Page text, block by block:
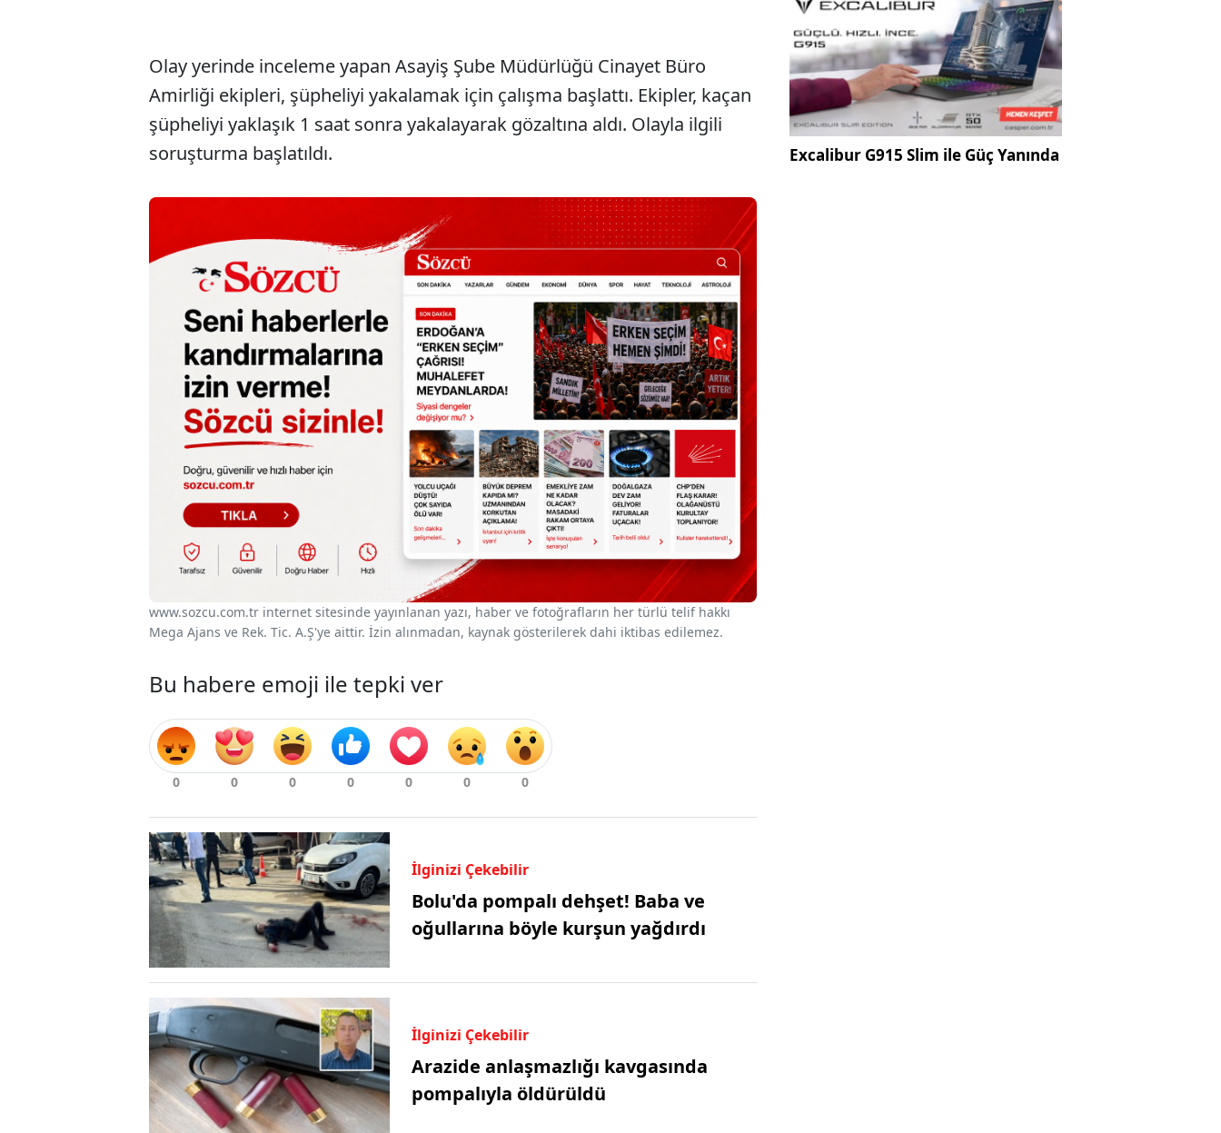
Olay yerinde inceleme yapan Asayiş Şube Müdürlüğü Cinayet Büro
Amirliği ekipleri, şüpheliyi yakalamak için çalışma başlattı. Ekipler, kaçan
şüpheliyi yaklaşık 1 saat sonra yakalayarak gözaltına aldı. Olayla ilgili
soruşturma başlatıldı.
www.sozcu.com.tr internet sitesinde yayınlanan yazı, haber ve fotoğrafların her türlü telif hakkı
Mega Ajans ve Rek. Tic. A.Ş'ye aittir. İzin alınmadan, kaynak gösterilerek dahi iktibas edilemez.
Bu habere emoji ile tepki ver
İlginizi Çekebilir
Bolu'da pompalı dehşet! Baba ve
oğullarına böyle kurşun yağdırdı
İlginizi Çekebilir
Arazide anlaşmazlığı kavgasında
pompalıyla öldürüldü
Excalibur G915 Slim ile Güç Yanında